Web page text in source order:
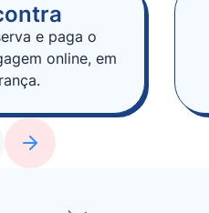
e paga o
online, em